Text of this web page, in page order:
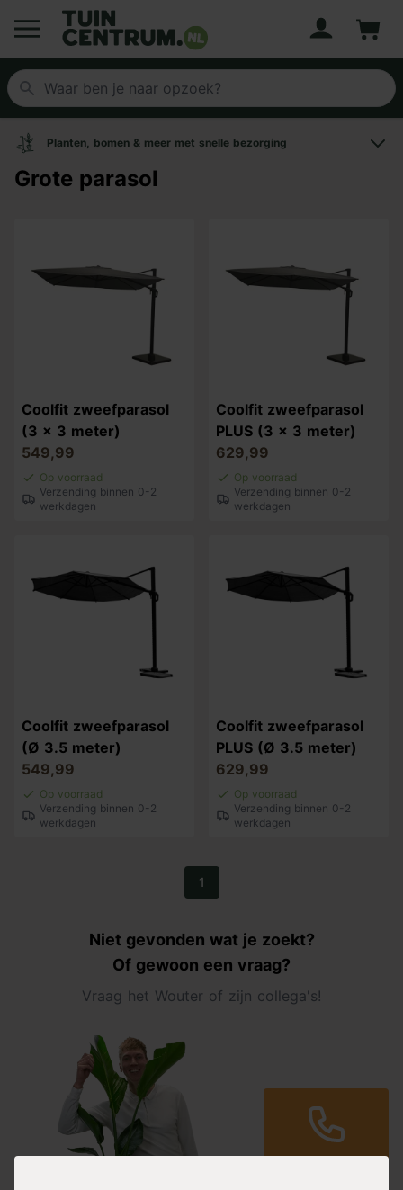
Logo Tuincentrum.nl
Planten, bomen & meer met snelle bezorging
Grote parasol
Coolfit zweefparasol
(3 x 3 meter)
549,99
Op voorraad
Verzending binnen 0-2
werkdagen
Coolfit zweefparasol
PLUS (3 x 3 meter)
629,99
Op voorraad
Verzending binnen 0-2
werkdagen
Coolfit zweefparasol
(Ø 3.5 meter)
549,99
Op voorraad
Verzending binnen 0-2
werkdagen
Coolfit zweefparasol
PLUS (Ø 3.5 meter)
629,99
Op voorraad
Verzending binnen 0-2
werkdagen
1
Niet gevonden wat je zoekt?
Of gewoon een vraag?
Vraag het Wouter of zijn collega's!